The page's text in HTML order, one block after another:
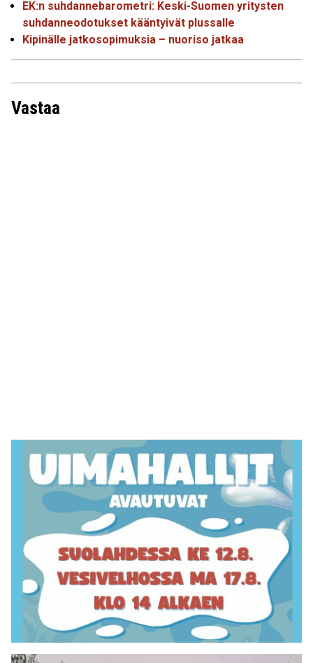
EK:n suhdannebarometri: Keski-Suomen yritysten
suhdanneodotukset kääntyivät plussalle
Kipinälle jatkosopimuksia – nuoriso jatkaa
Vastaa